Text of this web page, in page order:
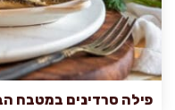
פילה סרדינים במטבח